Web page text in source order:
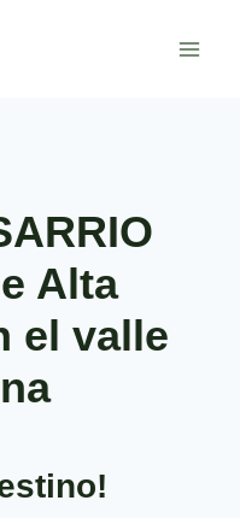
Alta
el valle